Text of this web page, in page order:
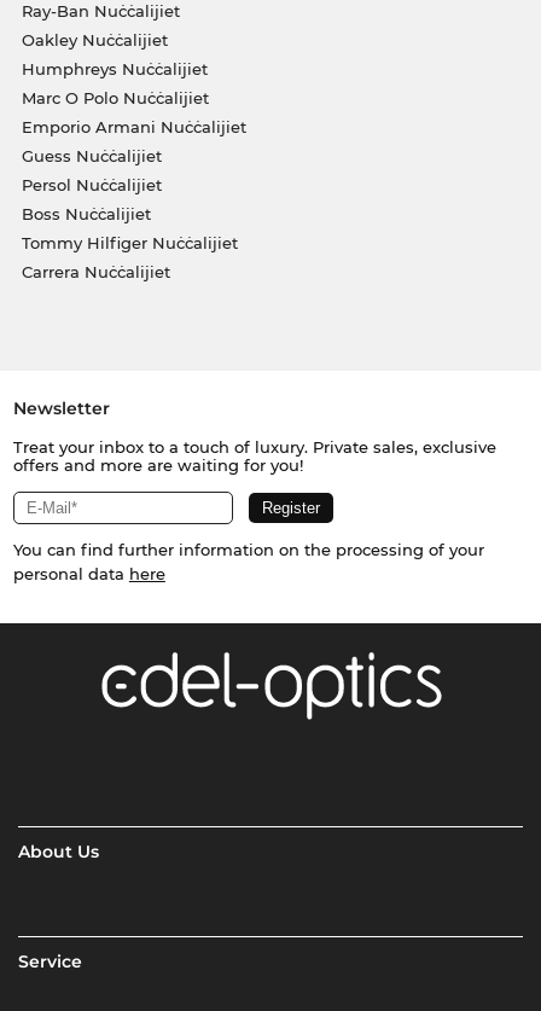
Ray-Ban Nuċċalijiet
Oakley Nuċċalijiet
Humphreys Nuċċalijiet
Marc O Polo Nuċċalijiet
Emporio Armani Nuċċalijiet
Guess Nuċċalijiet
Persol Nuċċalijiet
Boss Nuċċalijiet
Tommy Hilfiger Nuċċalijiet
Carrera Nuċċalijiet
Newsletter
Treat your inbox to a touch of luxury. Private sales, exclusive
offers and more are waiting for you!
You can find further information on the processing of your
personal data here
About Us
Service